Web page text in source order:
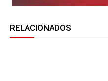
RELACIONADOS